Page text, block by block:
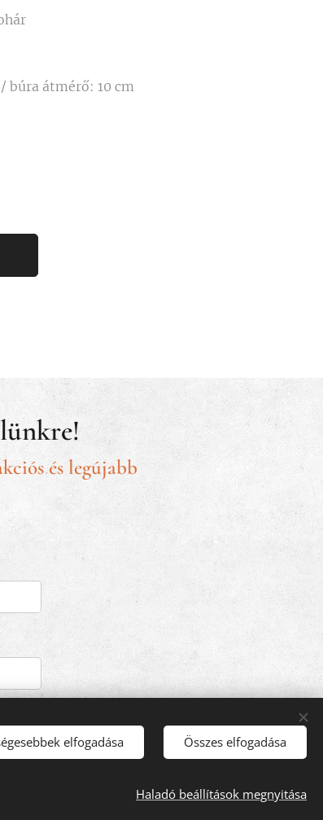
búra átmérő: 10 cm
és legújabb
elfogadása Összes elfogadása
Haladó beállítások megnyitása